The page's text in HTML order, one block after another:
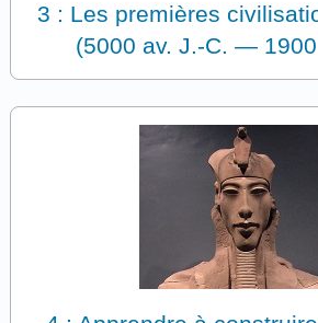
3 : Les premières
(5000 av. J.-C. —